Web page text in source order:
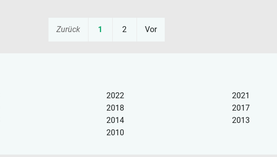
Zurück 1 2 Vor
2022
2021
2018
2017
2014
2013
2010